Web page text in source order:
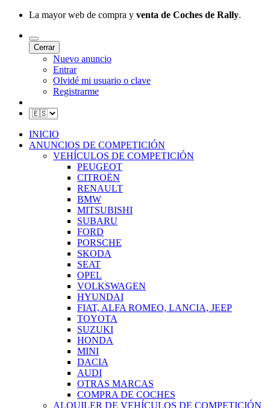
La mayor web de compra y venta de Coches de Rally.
Cerrar
Nuevo anuncio
Entrar
Olvidé mi usuario o clave
Registrarme
INICIO
ANUNCIOS DE COMPETICIÓN
VEHÍCULOS DE COMPETICIÓN
PEUGEOT
CITROËN
RENAULT
BMW
MITSUBISHI
SUBARU
FORD
PORSCHE
SKODA
SEAT
OPEL
VOLKSWAGEN
HYUNDAI
FIAT, ALFA ROMEO, LANCIA, JEEP
TOYOTA
SUZUKI
HONDA
MINI
DACIA
AUDI
OTRAS MARCAS
COMPRA DE COCHES
ALQUILER DE VEHÍCULOS DE COMPETICIÓN